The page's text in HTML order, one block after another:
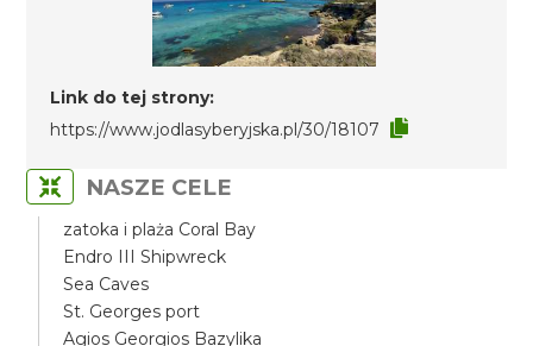
Link do tej strony:
https://www.jodlasyberyjska.pl/30/18107
NASZE CELE
zatoka i plaża Coral Bay
Endro III Shipwreck
Sea Caves
St. Georges port
Agios Georgios Bazylika